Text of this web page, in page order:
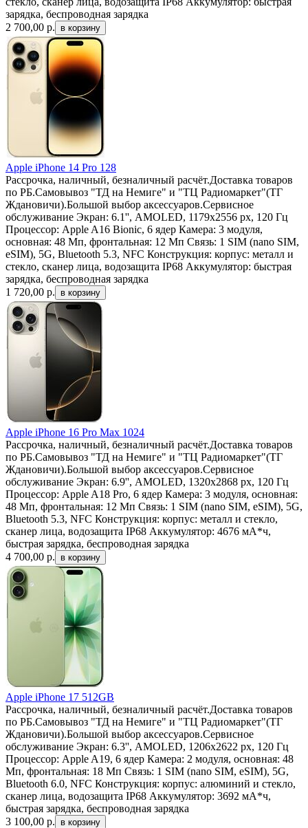
зарядка, беспроводная зарядка
2 700,00 р.
Apple iPhone 14 Pro 128
Рассрочка, наличный, безналичный расчёт.Доставка товаров
по РБ.Самовывоз "ТД на Немиге" и "ТЦ Радиомаркет"(ТГ
Ждановичи).Большой выбор аксессуаров.Сервисное
обслуживание Экран: 6.1'', AMOLED, 1179x2556 px, 120 Гц
Процессор: Apple A16 Bionic, 6 ядер Камера: 3 модуля,
основная: 48 Мп, фронтальная: 12 Мп Связь: 1 SIM (nano SIM,
eSIM), 5G, Bluetooth 5.3, NFC Конструкция: корпус: металл и
стекло, сканер лица, водозащита IP68 Аккумулятор: быстрая
зарядка, беспроводная зарядка
1 720,00 р.
Apple iPhone 16 Pro Max 1024
Рассрочка, наличный, безналичный расчёт.Доставка товаров
по РБ.Самовывоз "ТД на Немиге" и "ТЦ Радиомаркет"(ТГ
Ждановичи).Большой выбор аксессуаров.Сервисное
обслуживание Экран: 6.9'', AMOLED, 1320х2868 px, 120 Гц
Процессор: Apple A18 Pro, 6 ядер Камера: 3 модуля, основная:
48 Мп, фронтальная: 12 Мп Связь: 1 SIM (nano SIM, eSIM), 5G,
Bluetooth 5.3, NFC Конструкция: корпус: металл и стекло,
сканер лица, водозащита IP68 Аккумулятор: 4676 мА*ч,
быстрая зарядка, беспроводная зарядка
4 700,00 р.
Apple iPhone 17 512GB
Рассрочка, наличный, безналичный расчёт.Доставка товаров
по РБ.Самовывоз "ТД на Немиге" и "ТЦ Радиомаркет"(ТГ
Ждановичи).Большой выбор аксессуаров.Сервисное
обслуживание Экран: 6.3'', AMOLED, 1206x2622 px, 120 Гц
Процессор: Apple A19, 6 ядер Камера: 2 модуля, основная: 48
Мп, фронтальная: 18 Мп Связь: 1 SIM (nano SIM, eSIM), 5G,
Bluetooth 6.0, NFC Конструкция: корпус: алюминий и стекло,
сканер лица, водозащита IP68 Аккумулятор: 3692 мА*ч,
быстрая зарядка, беспроводная зарядка
3 100,00 р.